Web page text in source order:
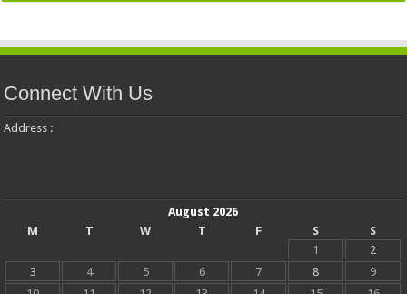
Connect With Us
Address :
August 2026
M
T W T F S
S
1
2
3
4 5 6 7 8
9